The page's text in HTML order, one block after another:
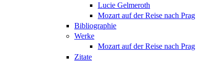
Lucie Gelmeroth
Mozart auf der Reise nach Prag
Bibliographie
Werke
Mozart auf der Reise nach Prag
Zitate